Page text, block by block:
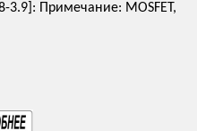
3.9]: Примечание: MOSFET,